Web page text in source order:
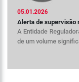
05.01.2026
Alerta de supervisão
A Entidade
de um volume